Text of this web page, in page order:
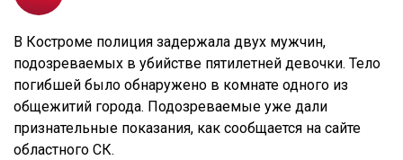
В Костроме полиция задержала двух мужчин,
подозреваемых в убийстве пятилетней девочки. Тело
погибшей было обнаружено в комнате одного из
общежитий города. Подозреваемые уже дали
признательные показания, как сообщается на сайте
областного СК.